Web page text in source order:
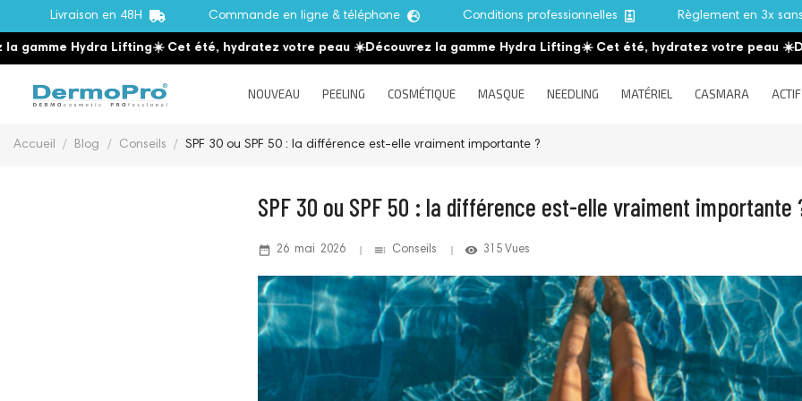
Livraison en 48H Commande en ligne & téléphone Conditions professionnelles Règlement en 3x
Hydra Lifting☀️ Cet été, hydratez votre peau ☀️Découvrez la gamme Hydra Lifting☀️ Cet été, hydratez votre peau ☀️
NOUVEAU PEELING COSMÉTIQUE MASQUE NEEDLING MATÉRIEL CASMARA ACTIF
Accueil Blog Conseils SPF 30 ou SPF 50 : la différence est-elle vraiment importante ?
SPF 30 ou SPF 50 : la différence est-elle vraiment importante
date_range 26 mai 2026 toc Conseils remove_red_eye 315 Vues